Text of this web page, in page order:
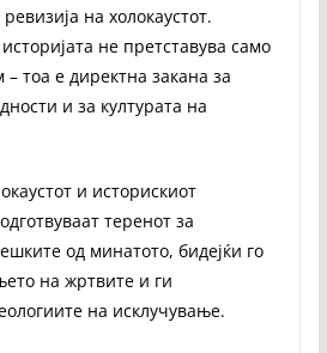
на холокаустот.
не претставува само
тоа е директна закана за
и за културата на
и историскиот
теренот за
од минатото, бидејќи го
на жртвите и ги
на исклучување.